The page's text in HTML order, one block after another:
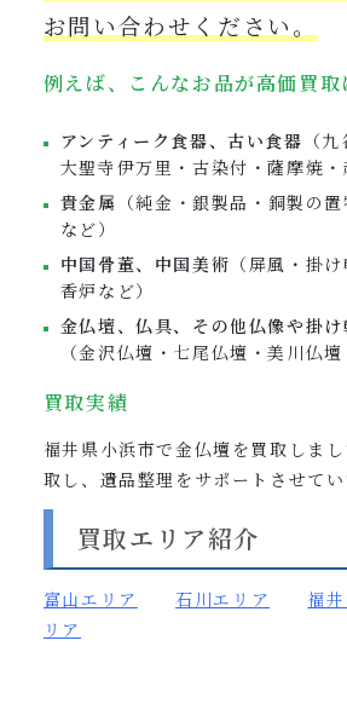
お問い合わせください。
例えば、こんなお品が高価買取
アンティーク食器、古い食器 （
大聖寺伊万里・古染付・薩摩焼・
貴金属 （純金・銀製品・銅製の
など）
中国骨董、中国美術 （屏風・掛
香炉など）
金仏壇、仏具、その他仏像や掛け
（金沢仏壇・七尾仏壇・美川仏壇
買取実績
福井県小浜市で金仏壇を買取しま
取し、遺品整理をサポートさせてい
買取エリア紹介
富山エリア 石川エリア 福
リア